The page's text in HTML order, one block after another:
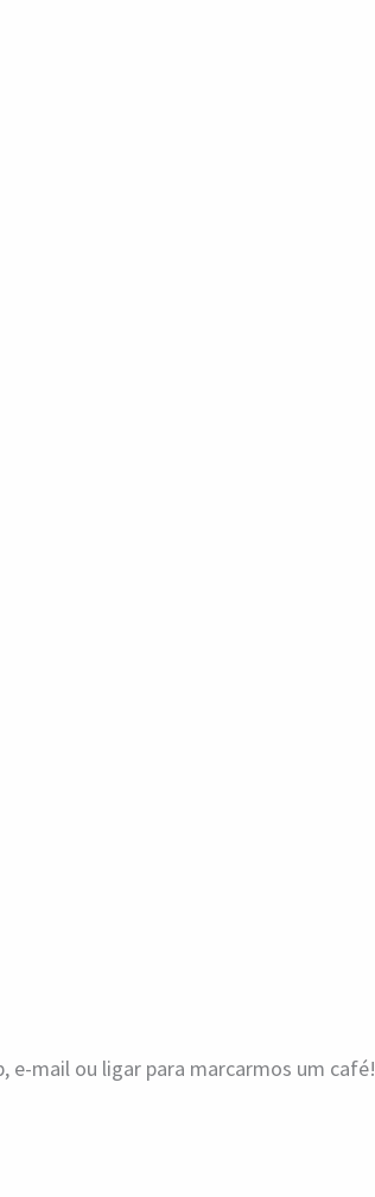
e-mail ou ligar para marcarmos um café!